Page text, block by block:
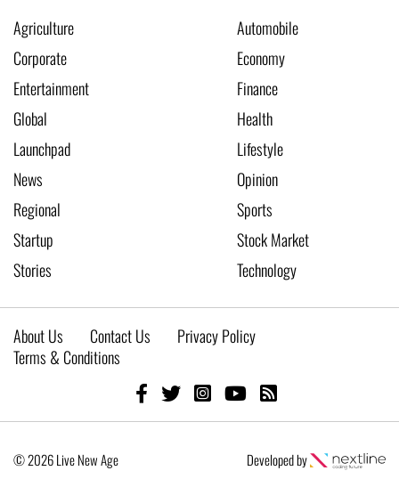
Agriculture
Automobile
Corporate
Economy
Entertainment
Finance
Global
Health
Launchpad
Lifestyle
News
Opinion
Regional
Sports
Startup
Stock Market
Stories
Technology
About Us Contact Us
Privacy Policy
Terms & Conditions
© 2026 Live New Age Developed by